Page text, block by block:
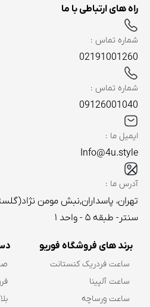
راه های ارتباطی با ما
شماره تماس :
02191001260
شماره تماس :
09126001040
ایمیل ما :
Info@4u.style
آدرس ما :
تهران، پاسداران,نبش مومن
سنتر- طبقه ۵ - واحد ۱
برند های فروشگاه فوریو
ساعت فردریک کنستانت
ساعت آلپینا
ساعت ورساچه